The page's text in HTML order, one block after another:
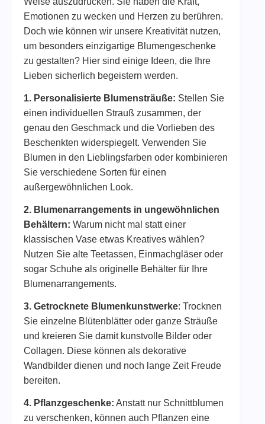
Emotionen zu wecken und Herzen zu berühren.
Doch wie können wir unsere Kreativität nutzen,
um besonders einzigartige Blumengeschenke
zu gestalten? Hier sind einige Ideen, die Ihre
Lieben sicherlich begeistern werden.
1. Personalisierte Blumensträuße: Stellen Sie
einen individuellen Strauß zusammen, der
genau den Geschmack und die Vorlieben des
Beschenkten widerspiegelt. Verwenden Sie
Blumen in den Lieblingsfarben oder kombinieren
Sie verschiedene Sorten für einen
außergewöhnlichen Look.
2. Blumenarrangements in ungewöhnlichen
Behältern: Warum nicht mal statt einer
klassischen Vase etwas Kreatives wählen?
Nutzen Sie alte Teetassen, Einmachgläser oder
sogar Schuhe als originelle Behälter für Ihre
Blumenarrangements.
3. Getrocknete Blumenkunstwerke: Trocknen
Sie einzelne Blütenblätter oder ganze Sträuße
und kreieren Sie damit kunstvolle Bilder oder
Collagen. Diese können als dekorative
Wandbilder dienen und noch lange Zeit Freude
bereiten.
4. Pflanzgeschenke: Anstatt nur Schnittblumen
zu verschenken, können auch Pflanzen eine